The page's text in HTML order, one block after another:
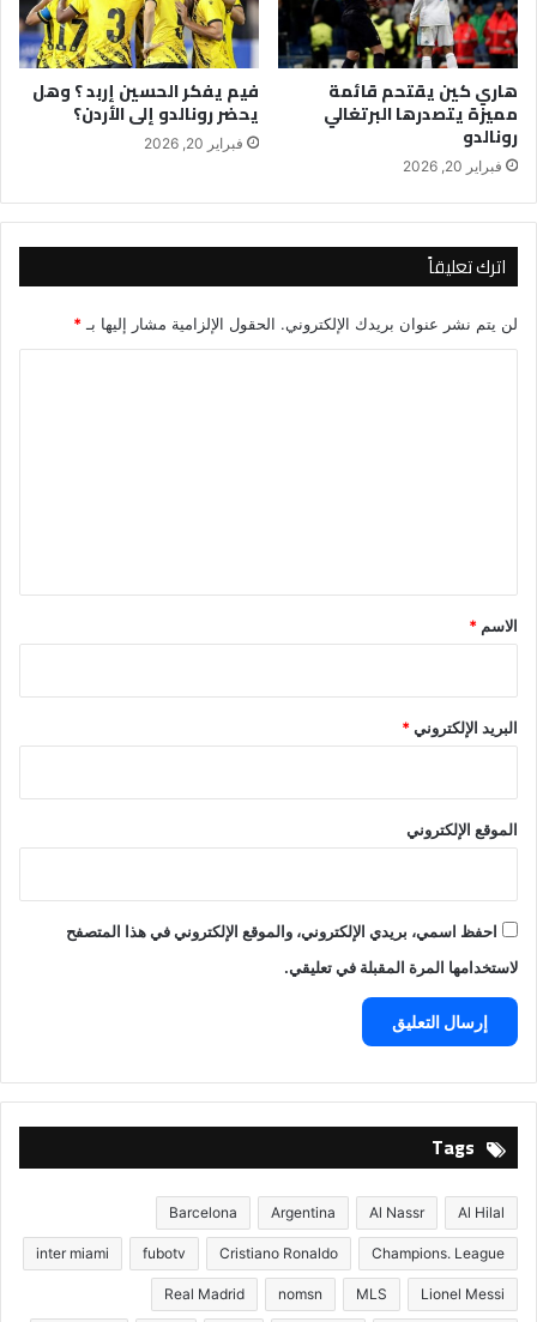
هاري كين يقتحم قائمة
مميزة يتصدرها البرتغالي
رونالدو
فبراير 20, 2026
فيم يفكر الحسين إربد ؟ وهل
يحضر رونالدو إلى الأردن؟
فبراير 20, 2026
اترك تعليقاً
لن يتم نشر عنوان بريدك الإلكتروني. الحقول الإلزامية مشار إليها بـ *
*
الاسم *
البريد الإلكتروني*
الموقع الإلكتروني
احفظ اسمي، بريدي الإلكتروني، والموقع الإلكتروني في هذا المتصفح
لاستخدامها المرة المقبلة في تعليقي.
Tags
Al Hilal
Al Nassr
Argentina
Barcelona
Champions. League
Cristiano Ronaldo
fubotv
inter miami
Lionel Messi
MLS
nomsn
Real Madrid